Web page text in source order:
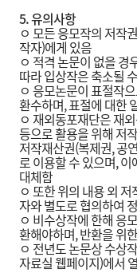
5.유의사항
ㅇ 모든 응모작의 저작
작자)에게 있음
ㅇ 적격 논문이 없을 경
따라 입상작은 축소될
ㅇ 응모논문이 표절작
환수하며, 표절에 대한
ㅇ 재외동포재단은 재
등으로 활용을 위해 저
저작재산권(복제권, 공
로 이용할 수 있으며,
대체함
ㅇ 또한 위의 내용 외
자와 별도로 협의하여
ㅇ 비수상작에 한해 응
환해야하며, 반환을 위
ㅇ 전년도 논문상 수상
자료실 웹페이지)에서